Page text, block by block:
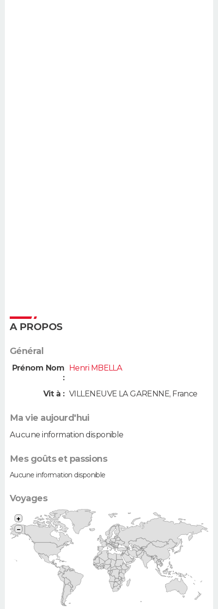
A PROPOS
Général
Prénom Nom
:
Henri MBELLA
Vit à : VILLENEUVE LA GARENNE, France
Ma vie aujourd'hui
Aucune information disponible
Mes goûts et passions
Aucune information disponible
Voyages
+
−